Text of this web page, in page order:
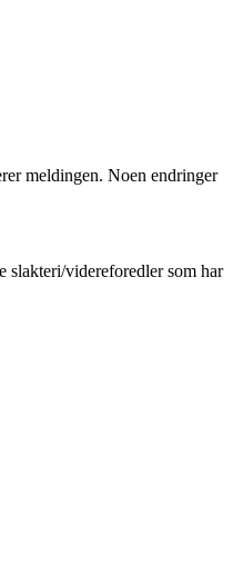
meldingen. Noen endringer
slakteri/videreforedler som har